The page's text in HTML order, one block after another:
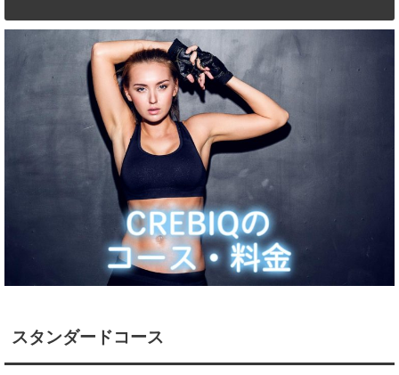
スタンダードコース